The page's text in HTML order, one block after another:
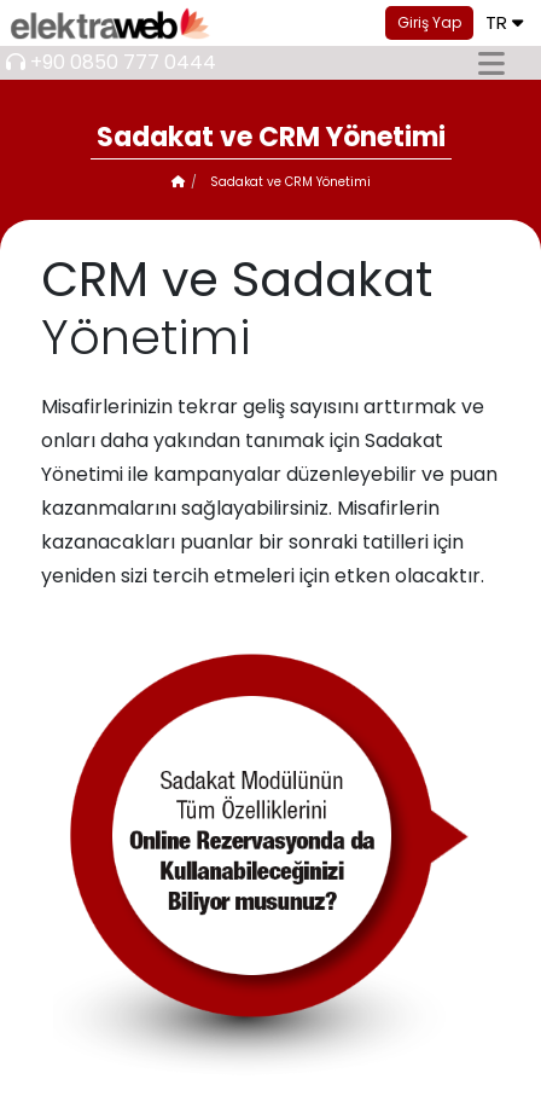
Giriş Yap TR
+90 0850 777 0444
Sadakat ve CRM Yönetimi
Sadakat ve CRM Yönetimi
CRM ve Sadakat
Yönetimi
Misafirlerinizin tekrar geliş sayısını arttırmak ve
onları daha yakından tanımak için Sadakat
Yönetimi ile kampanyalar düzenleyebilir ve puan
kazanmalarını sağlayabilirsiniz. Misafirlerin
kazanacakları puanlar bir sonraki tatilleri için
yeniden sizi tercih etmeleri için etken olacaktır.